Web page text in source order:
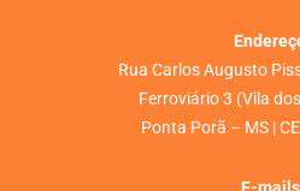
Rua Carlos Augusto
Ferroviário 3 (Vila
Ponta Porã – MS |